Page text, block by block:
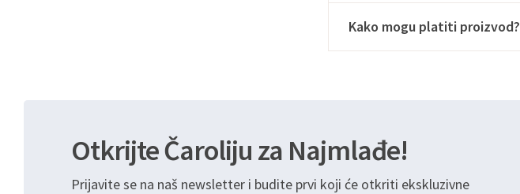
Kako mogu platiti proizvod?
Otkrijte Čaroliju za Najmlađe!
Prijavite se na naš newsletter i budite prvi koji će otkriti ekskluzivne